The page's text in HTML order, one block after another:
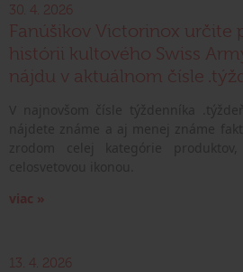
30. 4. 2026
Fanúšikov Victorinox určite
histórii kultového Swiss
nájdu v aktuálnom čísle
viac »
13. 4. 2026